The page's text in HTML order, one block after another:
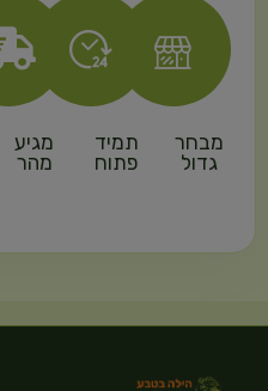
מבחר
גדול
תמיד
פתוח
מגיע
מהר